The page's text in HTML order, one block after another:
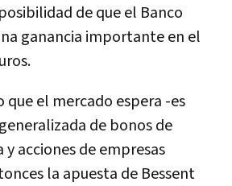
de que el Banco
ganancia importante en el
que el mercado espera -es
de bonos de
y acciones de empresas
la apuesta de Bessent